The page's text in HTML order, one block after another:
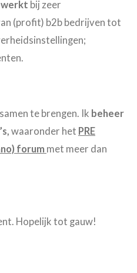
bij zeer
(profit) b2b bedrijven tot
te brengen. Ik beheer
waaronder het PRE
forum met meer dan
Hopelijk tot gauw!